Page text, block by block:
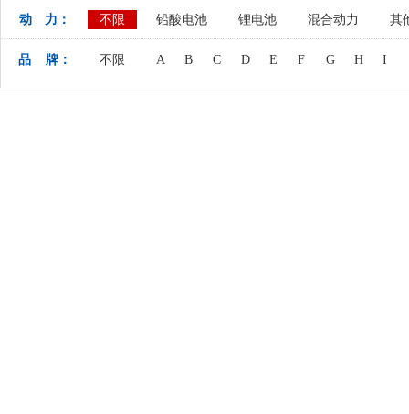
动 力： 不限 铅酸电池 锂电池 混合动力 其
品 牌： 不限 A B C D E F G H I